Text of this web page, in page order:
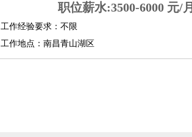
职位薪水:3500-6000 元/月
工作经验要求：不限
工作地点：南昌青山湖区